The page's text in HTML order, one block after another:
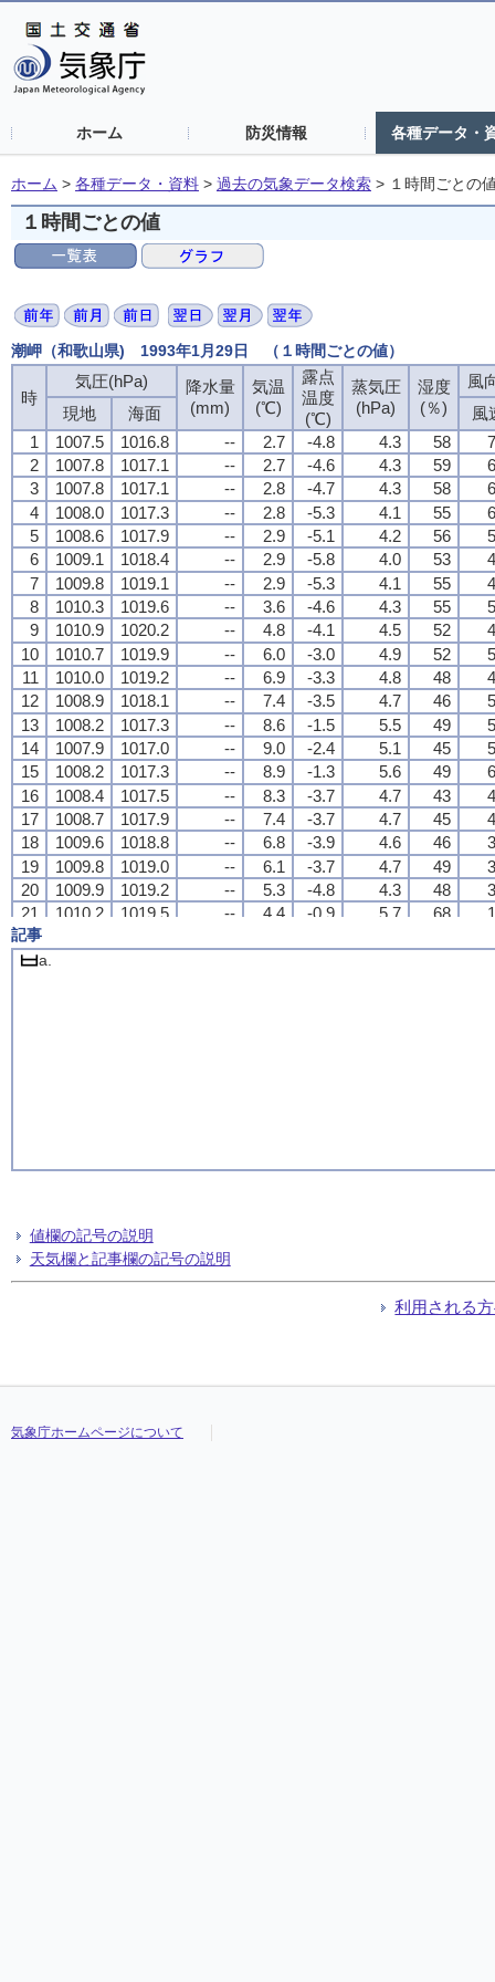
ホーム 防災情報 各種データ・
ホーム > 各種データ・資料 > 過去の気象データ検索 > １時間ごとの
１時間ごとの値
潮岬（和歌山県) 1993年1月29日 （１時間ごとの値）
時
気圧(hPa)
降水量
(mm)
気温
(℃)
露点
温度
(℃)
蒸気圧
(hPa)
湿度
(％)
風
現地
海面
風
1
1007.5 1016.8 -- 2.7 -4.8 4.3 58
2
1007.8 1017.1 -- 2.7 -4.6 4.3 59
3
1007.8 1017.1 -- 2.8 -4.7 4.3 58
4
1008.0 1017.3 -- 2.8 -5.3 4.1 55
5
1008.6 1017.9 -- 2.9 -5.1 4.2 56
6
1009.1 1018.4 -- 2.9 -5.8 4.0 53
7
1009.8 1019.1 -- 2.9 -5.3 4.1 55
8
1010.3 1019.6 -- 3.6 -4.6 4.3 55
9
1010.9 1020.2 -- 4.8 -4.1 4.5 52
10
1010.7 1019.9 -- 6.0 -3.0 4.9 52
11
1010.0 1019.2 -- 6.9 -3.3 4.8 48
12
1008.9 1018.1 -- 7.4 -3.5 4.7 46
13
1008.2 1017.3 -- 8.6 -1.5 5.5 49
14
1007.9 1017.0 -- 9.0 -2.4 5.1 45
15
1008.2 1017.3 -- 8.9 -1.3 5.6 49
16
1008.4 1017.5 -- 8.3 -3.7 4.7 43
17
1008.7 1017.9 -- 7.4 -3.7 4.7 45
18
1009.6 1018.8 -- 6.8 -3.9 4.6 46
19
1009.8 1019.0 -- 6.1 -3.7 4.7 49
20
1009.9 1019.2 -- 5.3 -4.8 4.3 48
21
1010.2 1019.5 -- 4.4 -0.9 5.7 68
22
23
時
気圧(hPa)
降水量
(mm)
気温
(℃)
露点
温度
(℃)
蒸気圧
(hPa)
湿度
(％)
風
現地
海面
風
1
1007.5 1016.8 -- 2.7 -4.8 4.3 58
2
1007.8 1017.1 -- 2.7 -4.6 4.3 59
3
1007.8 1017.1 -- 2.8 -4.7 4.3 58
4
1008.0 1017.3 -- 2.8 -5.3 4.1 55
5
1008.6 1017.9 -- 2.9 -5.1 4.2 56
6
1009.1 1018.4 -- 2.9 -5.8 4.0 53
7
1009.8 1019.1 -- 2.9 -5.3 4.1 55
8
1010.3 1019.6 -- 3.6 -4.6 4.3 55
9
1010.9 1020.2 -- 4.8 -4.1 4.5 52
10
1010.7 1019.9 -- 6.0 -3.0 4.9 52
11
1010.0 1019.2 -- 6.9 -3.3 4.8 48
12
1008.9 1018.1 -- 7.4 -3.5 4.7 46
13
1008.2 1017.3 -- 8.6 -1.5 5.5 49
14
1007.9 1017.0 -- 9.0 -2.4 5.1 45
15
1008.2 1017.3 -- 8.9 -1.3 5.6 49
16
1008.4 1017.5 -- 8.3 -3.7 4.7 43
17
1008.7 1017.9 -- 7.4 -3.7 4.7 45
18
1009.6 1018.8 -- 6.8 -3.9 4.6 46
19
1009.8 1019.0 -- 6.1 -3.7 4.7 49
20
1009.9 1019.2 -- 5.3 -4.8 4.3 48
21
1010.2 1019.5 -- 4.4 -0.9 5.7 68
22
23
時
気圧(hPa)
降水量
(mm)
気温
(℃)
露点
温度
(℃)
蒸気圧
(hPa)
湿度
(％)
風
現地
海面
風
1
1007.5 1016.8 -- 2.7 -4.8 4.3 58
2
1007.8 1017.1 -- 2.7 -4.6 4.3 59
3
1007.8 1017.1 -- 2.8 -4.7 4.3 58
4
1008.0 1017.3 -- 2.8 -5.3 4.1 55
5
1008.6 1017.9 -- 2.9 -5.1 4.2 56
6
1009.1 1018.4 -- 2.9 -5.8 4.0 53
7
1009.8 1019.1 -- 2.9 -5.3 4.1 55
8
1010.3 1019.6 -- 3.6 -4.6 4.3 55
9
1010.9 1020.2 -- 4.8 -4.1 4.5 52
10
1010.7 1019.9 -- 6.0 -3.0 4.9 52
11
1010.0 1019.2 -- 6.9 -3.3 4.8 48
12
1008.9 1018.1 -- 7.4 -3.5 4.7 46
13
1008.2 1017.3 -- 8.6 -1.5 5.5 49
14
1007.9 1017.0 -- 9.0 -2.4 5.1 45
15
1008.2 1017.3 -- 8.9 -1.3 5.6 49
16
1008.4 1017.5 -- 8.3 -3.7 4.7 43
17
1008.7 1017.9 -- 7.4 -3.7 4.7 45
18
1009.6 1018.8 -- 6.8 -3.9 4.6 46
19
1009.8 1019.0 -- 6.1 -3.7 4.7 49
20
1009.9 1019.2 -- 5.3 -4.8 4.3 48
21
1010.2 1019.5 -- 4.4 -0.9 5.7 68
22
23
時
気圧(hPa)
降水量
(mm)
気温
(℃)
露点
温度
(℃)
蒸気圧
(hPa)
湿度
(％)
風
現地
海面
風
1
1007.5 1016.8 -- 2.7 -4.8 4.3 58
2
1007.8 1017.1 -- 2.7 -4.6 4.3 59
3
1007.8 1017.1 -- 2.8 -4.7 4.3 58
4
1008.0 1017.3 -- 2.8 -5.3 4.1 55
5
1008.6 1017.9 -- 2.9 -5.1 4.2 56
6
1009.1 1018.4 -- 2.9 -5.8 4.0 53
7
1009.8 1019.1 -- 2.9 -5.3 4.1 55
8
1010.3 1019.6 -- 3.6 -4.6 4.3 55
9
1010.9 1020.2 -- 4.8 -4.1 4.5 52
10
1010.7 1019.9 -- 6.0 -3.0 4.9 52
11
1010.0 1019.2 -- 6.9 -3.3 4.8 48
12
1008.9 1018.1 -- 7.4 -3.5 4.7 46
13
1008.2 1017.3 -- 8.6 -1.5 5.5 49
14
1007.9 1017.0 -- 9.0 -2.4 5.1 45
15
1008.2 1017.3 -- 8.9 -1.3 5.6 49
16
1008.4 1017.5 -- 8.3 -3.7 4.7 43
17
1008.7 1017.9 -- 7.4 -3.7 4.7 45
18
1009.6 1018.8 -- 6.8 -3.9 4.6 46
19
1009.8 1019.0 -- 6.1 -3.7 4.7 49
20
1009.9 1019.2 -- 5.3 -4.8 4.3 48
21
1010.2 1019.5 -- 4.4 -0.9 5.7 68
22
23
記事
a.
値欄の記号の説明
天気欄と記事欄の記号の説明
利用される
気象庁ホームページについて